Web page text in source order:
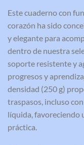
Este cuaderno con
corazón ha sido
y elegante para
dentro de nuestra
soporte resistente y
progresos y
densidad (250 g)
traspasos, incluso
líquida, favoreciendo
práctica.